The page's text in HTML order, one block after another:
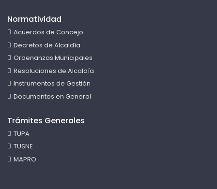
Normatividad
Acuerdos de Concejo
Decretos de Alcaldía
Ordenanzas Municipales
Resoluciones de Alcaldía
Instrumentos de Gestión
Documentos en General
Trámites Generales
TUPA
TUSNE
MAPRO